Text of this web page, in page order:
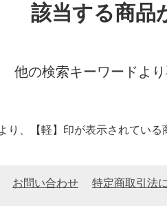
該当する商品
他の検索キーワードよ
り、【軽】印が表示されている
お問い合わせ 特定商取引法